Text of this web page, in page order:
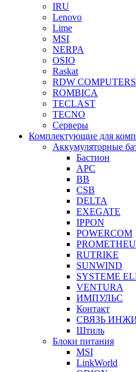
IRU
Lenovo
Lime
MSI
NERPA
OSIO
Raskat
RDW COMPUTERS
ROMBICA
TECLAST
TECNO
Серверы
Комплектующие для
Аккумуляторные
Бастион
APC
BB
CSB
DELTA
EXEGATE
IPPON
POWERCOM
RUTRIKE
SUNWIND
SYSTEME
VENTURA
ИМПУЛЬС
Контакт
СВЯЗЬ
Штиль
Блоки питания
MSI
LinkWorld